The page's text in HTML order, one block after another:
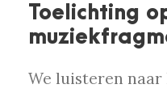
Toelichting
We luisteren